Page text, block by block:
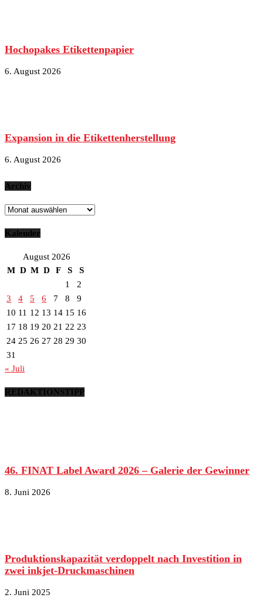
Hochopakes Etikettenpapier
6. August 2026
Expansion in die Etikettenherstellung
6. August 2026
Archiv
Archiv
Kalender
August 2026
M D M D F S
S
1
2
3
4 5 6 7 8
9
10 11 12 13 14 15 16
17 18 19 20 21 22 23
24 25 26 27 28 29 30
31
« Juli
REDAKTIONSTIPP
46. FINAT Label Award 2026 – Galerie der Gewinner
8. Juni 2026
Produktionskapazität verdoppelt nach Investition in
zwei inkjet-Druckmaschinen
2. Juni 2025